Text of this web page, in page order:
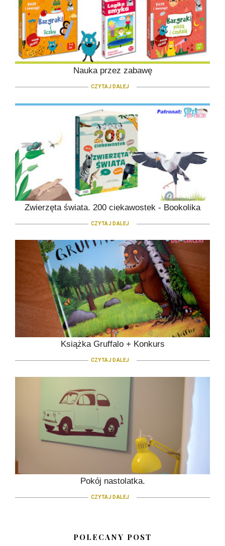
Nauka przez zabawę
CZYTAJ DALEJ
Zwierzęta świata. 200 ciekawostek - Bookolika
CZYTAJ DALEJ
Książka Gruffalo + Konkurs
CZYTAJ DALEJ
Pokój nastolatka.
CZYTAJ DALEJ
POLECANY POST